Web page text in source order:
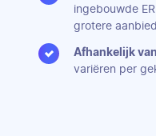
ingebouwde
grotere
Afhankelijk
variëren per